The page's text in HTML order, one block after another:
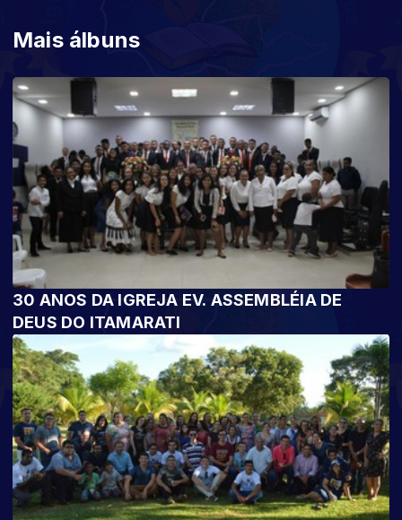
Mais álbuns
30 ANOS DA IGREJA EV. ASSEMBLÉIA DE
DEUS DO ITAMARATI